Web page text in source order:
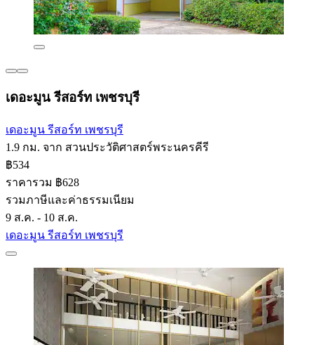
เดอะมูน รีสอร์ท เพชรบุรี
เดอะมูน รีสอร์ท เพชรบุรี
1.9 กม. จาก สวนประวัติศาสตร์พระนครคีรี
฿534
ราคารวม ฿628
รวมภาษีและค่าธรรมเนียม
9 ส.ค. - 10 ส.ค.
เดอะมูน รีสอร์ท เพชรบุรี